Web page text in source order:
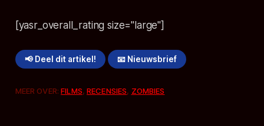
[yasr_overall_rating size="large"]
📢 Deel dit artikel! 📧 Nieuwsbrief
MEER OVER:FILMS,RECENSIES, ZOMBIES